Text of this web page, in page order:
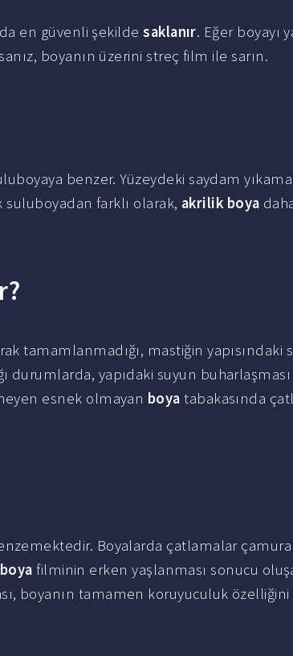
en güvenli şekildesaklanır. Eğer boyayı
boyanın üzerini streç film ile sarın.
benzer. Yüzeydeki saydam
farklı olarak, akrilik boya
tamamlanmadığı, mastiğin yapısındaki
durumlarda, yapıdaki suyun
esnek olmayan boya tabakasında
Boyalarda çatlamalar
boya filminin erken yaşlanması sonucu
boyanın tamamen koruyuculuk özelliğini